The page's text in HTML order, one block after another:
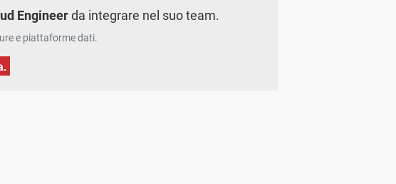
Engineerda integrare nel suo team.
e piattaforme dati.